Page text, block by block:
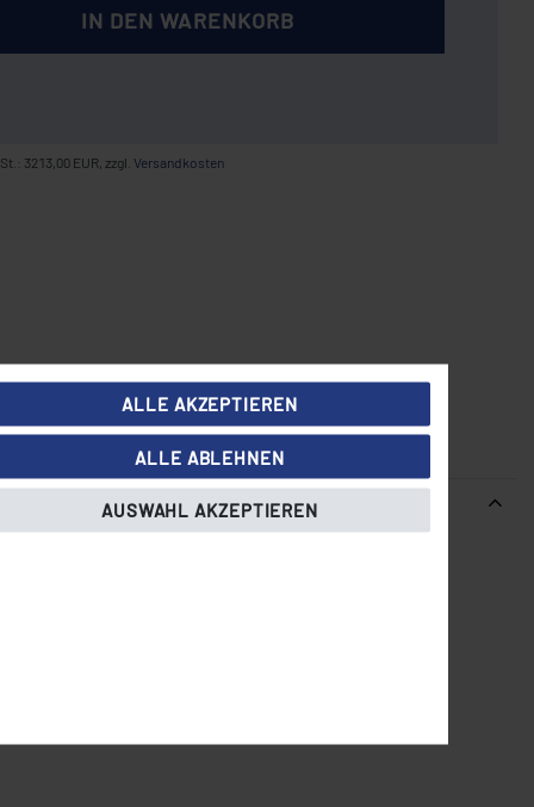
IN DEN WARENKORB
3213,00 EUR, zzgl. Versandkosten
ALLE AKZEPTIEREN
ALLE ABLEHNEN
AUSWAHL AKZEPTIEREN